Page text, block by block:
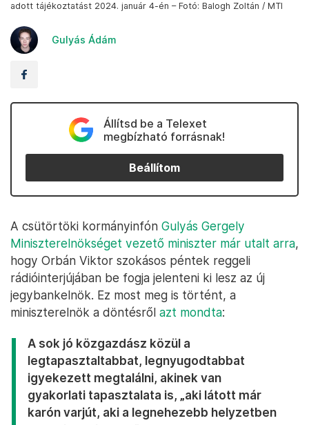
adott tájékoztatást 2024. január 4-én – Fotó: Balogh Zoltán / MTI
Gulyás Ádám
Állítsd be a Telexet
megbízható forrásnak!
Beállítom
A csütörtöki kormányinfón Gulyás Gergely
Miniszterelnökséget vezető miniszter már utalt arra,
hogy Orbán Viktor szokásos péntek reggeli
rádióinterjújában be fogja jelenteni ki lesz az új
jegybankelnök. Ez most meg is történt, a
miniszterelnök a döntésről azt mondta:
A sok jó közgazdász közül a
legtapasztaltabbat, legnyugodtabbat
igyekezett megtalálni, akinek van
gyakorlati tapasztalata is, „aki látott már
karón varjút, aki a legnehezebb helyzetben